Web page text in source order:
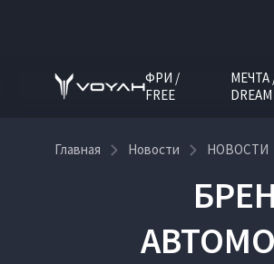
ФРИ /
FREE
МЕЧТА
DREAM
Главная Новости НОВОСТИ